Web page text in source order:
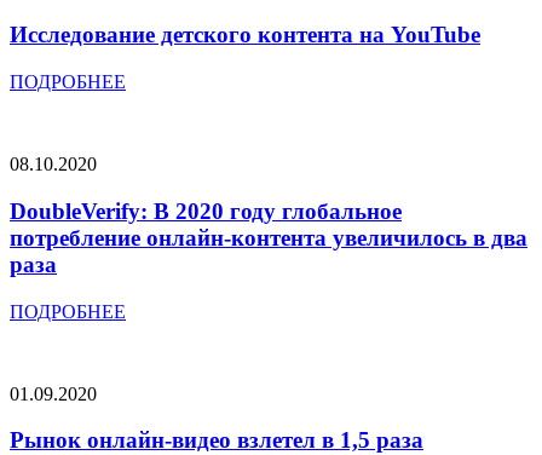
Исследование детского контента на YouTube
ПОДРОБНЕЕ
08.10.2020
DoubleVerify: В 2020 году глобальное
потребление онлайн-контента увеличилось в два
раза​
ПОДРОБНЕЕ
01.09.2020
Рынок онлайн-видео взлетел в 1,5 раза